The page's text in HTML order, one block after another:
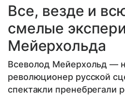
Все, везде и
смелые
Мейерхольда
Всеволод Мейерхольд —
революционер русской
спектакли пренебрегали